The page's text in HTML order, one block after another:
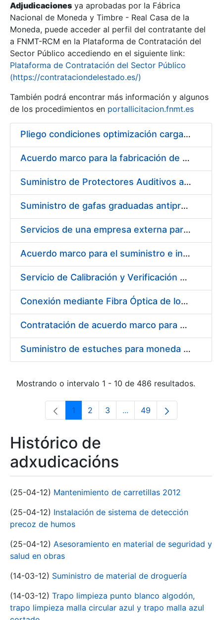
Mostrar/Ocultar
Mostrar/Ocultar
Adjudicaciones ya aprobadas por la Fábrica
Nacional de Moneda y Timbre - Real Casa de la
Moneda, puede acceder al perfil del contratante del
a FNMT-RCM en la Plataforma de Contratación del
Sector Público accediendo en el siguiente link:
Plataforma de Contratación del Sector Público
(https://contrataciondelestado.es/)
También podrá encontrar más información y algunos
de los procedimientos en portallicitacion.fnmt.es
Pliego condiciones optimización cargas compras firmado
Acuerdo marco para la fabricación de piezas
Suministro de Protectores Auditivos a medida para las personas trabajadoras de los Centros de Trabajo de Madrid y Burgos
Suministro de gafas graduadas antiproyecciones para los trabajadores de la FNMT-RCM en los centros de trabajo de Madrid y Burgos
Servicios de una empresa externa para el asesoramiento y resolución de los recursos de alzada que se presentan relacionados con procesos de selección para la FNMT-RCM
Acuerdo marco para el suministro e instalación de persianas, estores y otros complementos
Servicio de Calibración y Verificación Externa de los Equipos de Medición del Servicio de Prevención de la FNMT-RCM
Conexión mediante Fibra Óptica de los Centros de Proceso de Datos (CPDs) de las sedes de la FNMT-RCM de Burgos y Madrid
Contratación de acuerdo marco para el Suministro de Material de Electricidad para la Fábrica Nacional de Moneda y Timbre-Real Casa de la Moneda en su centro de trabajo de Burgos
Suministro de estuches para moneda de 30 €
Mostrando o intervalo 1 - 10 de 486 resultados.
Páxina
1 Páxina
2 Páxina
3 ...Páxinas intermedias Use
Páxina
49
Histórico de
adxudicacións
(25-04-12) Mantenimiento de carretillas 2012
(25-04-12) Instalación de sistema de detección
precoz de humos
(25-04-12) Asesoramiento en material de seguridad y
salud en obras
(14-03-12) Suministro de material de droguería
(14-03-12) Trapo limpieza punto blanco algodón,
trapo limpieza malla circular azul y trapo malla azul